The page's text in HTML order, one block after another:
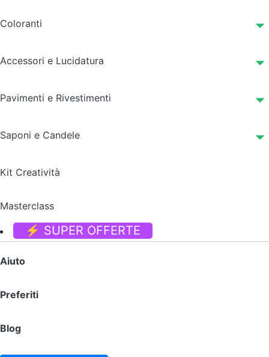
Coloranti
Accessori e Lucidatura
Pavimenti e Rivestimenti
Saponi e Candele
Kit Creatività
Masterclass
⚡ SUPER OFFERTE
Aiuto
Preferiti
Blog